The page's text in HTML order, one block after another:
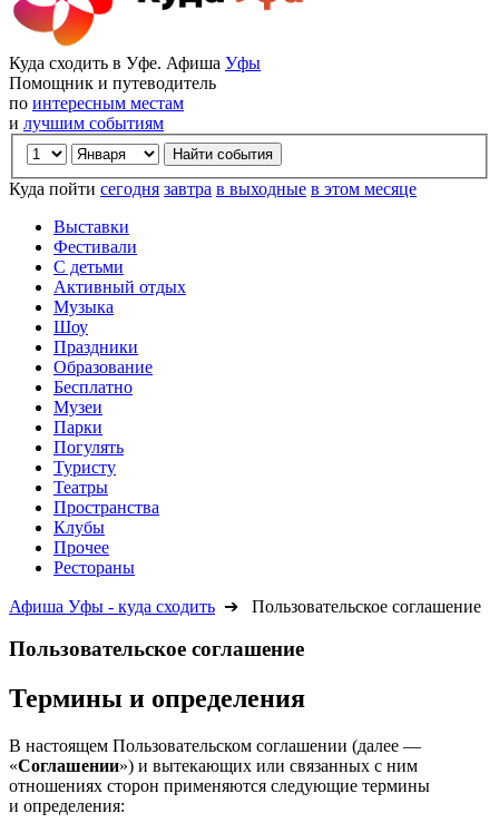
Куда сходить в Уфе. Афиша Уфы
Помощник и путеводитель
по интересным местам
и лучшим событиям
Куда пойти сегодня завтра в выходные в этом месяце
Выставки
Фестивали
С детьми
Активный отдых
Музыка
Шоу
Праздники
Образование
Бесплатно
Музеи
Парки
Погулять
Туристу
Театры
Пространства
Клубы
Прочее
Рестораны
Афиша Уфы - куда сходить ➔ Пользовательское соглашение
Пользовательское соглашение
Термины и определения
В настоящем Пользовательском соглашении (далее —
«Соглашении») и вытекающих или связанных с ним
отношениях сторон применяются следующие термины
и определения: